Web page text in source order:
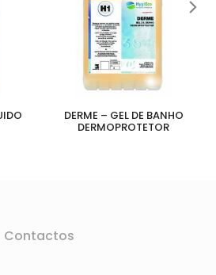
DERME – GEL DE BANHO
DERMOPROTETOR
Contactos